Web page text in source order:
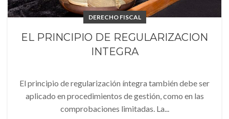
DERECHO FISCAL
EL PRINCIPIO DE REGULARIZACION
INTEGRA
El principio de regularización íntegra también debe ser
aplicado en procedimientos de gestión, como en las
comprobaciones limitadas. La...